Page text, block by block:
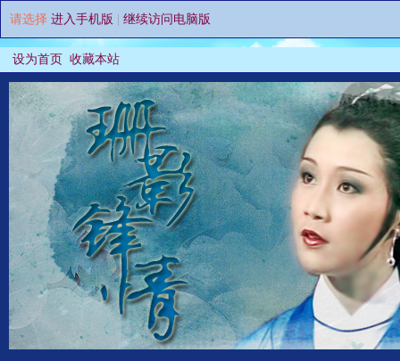
请选择 进入手机版 继续访问电脑版
设为首页 收藏本站